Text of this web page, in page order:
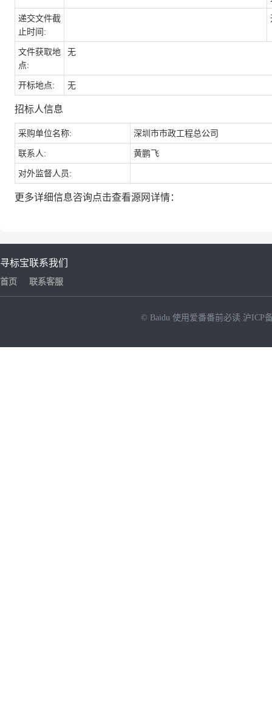
递交文件截
止时间:
文件获取地
点:
无
开标地点: 无
招标人信息
采购单位名称: 深圳市市政工程总公司
联系人: 黄鹏飞
对外监督人员:
更多详细信息咨询点击查看源网详情：
寻标宝
首页
联系我们
联系客服
© Baidu 使用爱番番前必读 沪ICP